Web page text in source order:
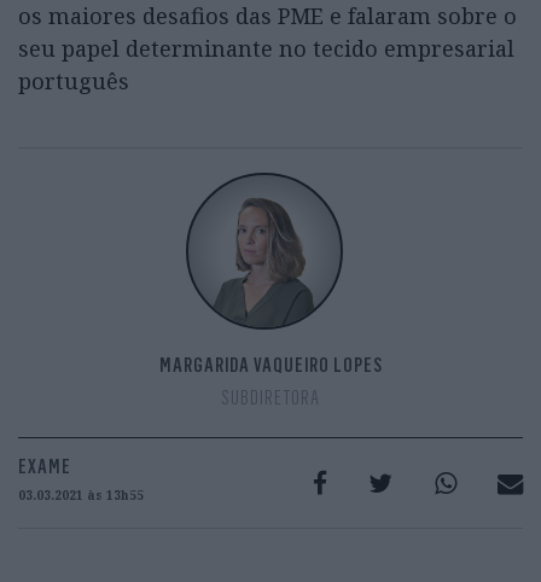
os maiores desafios das PME e falaram sobre o
seu papel determinante no tecido empresarial
português
MARGARIDA VAQUEIRO LOPES
SUBDIRETORA
EXAME
03.03.2021 às 13h55